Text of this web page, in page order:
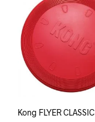
Kong FLYER CLASSIC